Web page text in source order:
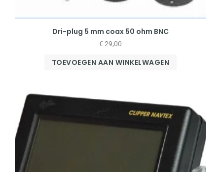
Dri-plug 5 mm coax 50 ohm BNC
€ 29,00
TOEVOEGEN AAN WINKELWAGEN